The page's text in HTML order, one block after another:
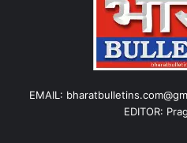
EMAIL:
EDITOR: